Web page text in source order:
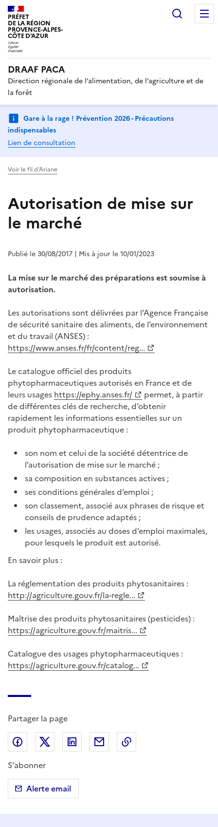
PRÉFET
DE LA RÉGION
PROVENCE-ALPES-
CÔTE D'AZUR
DRAAF PACA
Direction régionale de l’alimentation, de l’agriculture et de
la forêt
Gare à la rage ! Prévention 2026 - Précautions
indispensables
Lien de consultation
Voir le fil d'Ariane
Autorisation de mise sur
le marché
Publié le 30/08/2017 | Mis à jour le 10/01/2023
La mise sur le marché des préparations est soumise à
autorisation.
Les autorisations sont délivrées par l’Agence Française
de sécurité sanitaire des aliments, de l’environnement
et du travail (ANSES) :
https://www.anses.fr/fr/content/reg...
Le catalogue officiel des produits
phytopharmaceutiques autorisés en France et de
leurs usages https://ephy.anses.fr/
permet, à partir
de différentes clés de recherche, d’obtenir
rapidement les informations essentielles sur un
produit phytopharmaceutique :
son nom et celui de la société détentrice de
l’autorisation de mise sur le marché ;
sa composition en substances actives ;
ses conditions générales d’emploi ;
son classement, associé aux phrases de risque et
conseils de prudence adaptés ;
les usages, associés au doses d’emploi maximales,
pour lesquels le produit est autorisé.
En savoir plus :
La réglementation des produits phytosanitaires :
http://agriculture.gouv.fr/la-regle...
Maîtrise des produits phytosanitaires (pesticides) :
https://agriculture.gouv.fr/maitris...
Catalogue des usages phytopharmaceutiques :
https://agriculture.gouv.fr/catalog...
Partager la page
Partager sur Facebook
Partager sur X (anciennement Twitter)
Partager sur LinkedIn
Partager par email
S'abonner
Alerte email